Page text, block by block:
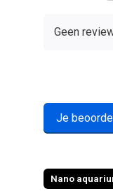
Geen
Je
Nano